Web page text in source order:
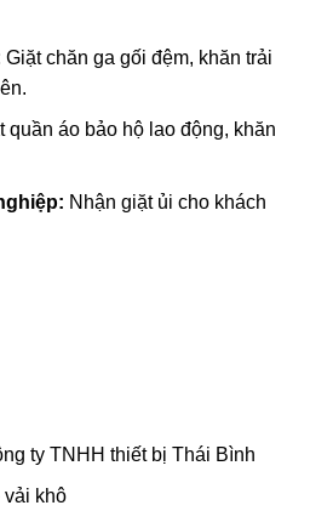
Giặt chăn ga gối đệm, khăn trải
quần áo bảo hộ lao động, khăn
Nhận giặt ủi cho khách
ty TNHH thiết bị Thái Bình
vải khô